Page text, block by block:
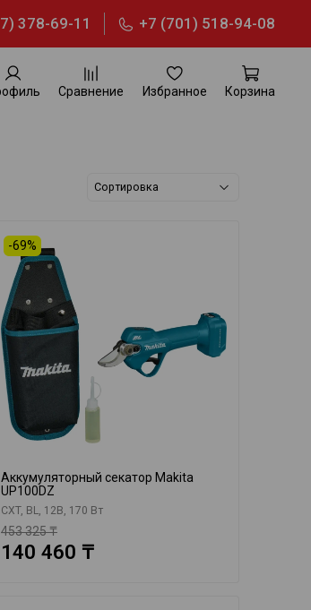
378-69-11 +7 (701) 518-94-08
Сравнение Избранное Корзина
-69%
Аккумуляторный секатор Makita
UP100DZ
CXT, BL, 12В, 170 Вт
453 325 ₸
140 460 ₸